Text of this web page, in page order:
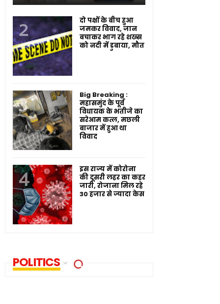
दो पक्षों के बीच हुआ
जमकर विवाद, जान
बचाकर भाग रहे शख्स
को नदी में डुबाया, मौत
Big Breaking :
महासमुंद के पूर्व
विधायक के भतीजे का
सरेआम कत्ल, मछली
बाजार में हुआ था
विवाद
इस राज्य में कोरोना
की दूसरी लहर का कहर
जारी, रोजाना मिल रहे
30 हजार से ज्यादा केस
POLITICS